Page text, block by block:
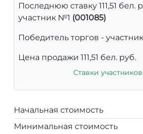
Последнюю ставку 111,51 бел.
участник №1 (001085)
Победитель торгов -
Цена продажи 111,51 бел. руб.
Ставки участников
Начальная стоимость
Минимальная стоимость